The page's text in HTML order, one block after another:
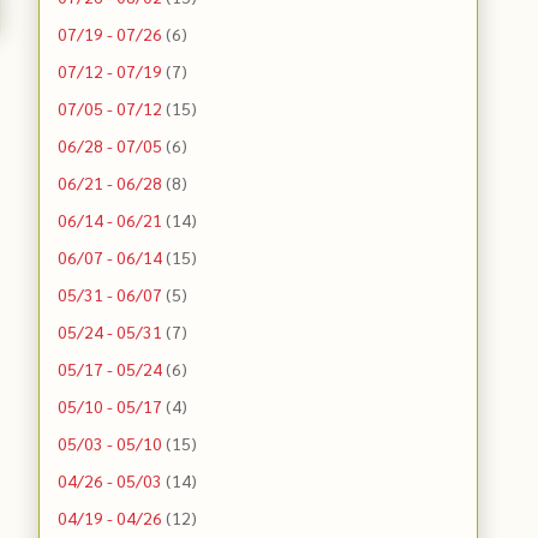
07/19 - 07/26 (6)
07/12 - 07/19 (7)
07/05 - 07/12 (15)
06/28 - 07/05 (6)
06/21 - 06/28 (8)
06/14 - 06/21 (14)
06/07 - 06/14(15)
05/31 - 06/07 (5)
05/24 - 05/31 (7)
05/17 - 05/24(6)
05/10 - 05/17 (4)
05/03 - 05/10 (15)
04/26 - 05/03 (14)
04/19 - 04/26 (12)